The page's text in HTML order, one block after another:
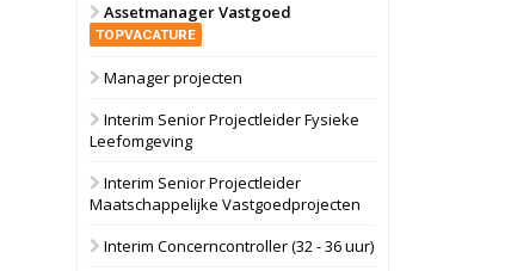
bedrijventerrein
27 augustus 2026 Binnenvaartschip
Assetmanager Vastgoed
TOPVACATURE
Manager projecten
Interim Senior Projectleider Fysieke
Leefomgeving
Interim Senior Projectleider
Maatschappelijke Vastgoedprojecten
Interim Concerncontroller (32 - 36 uur)